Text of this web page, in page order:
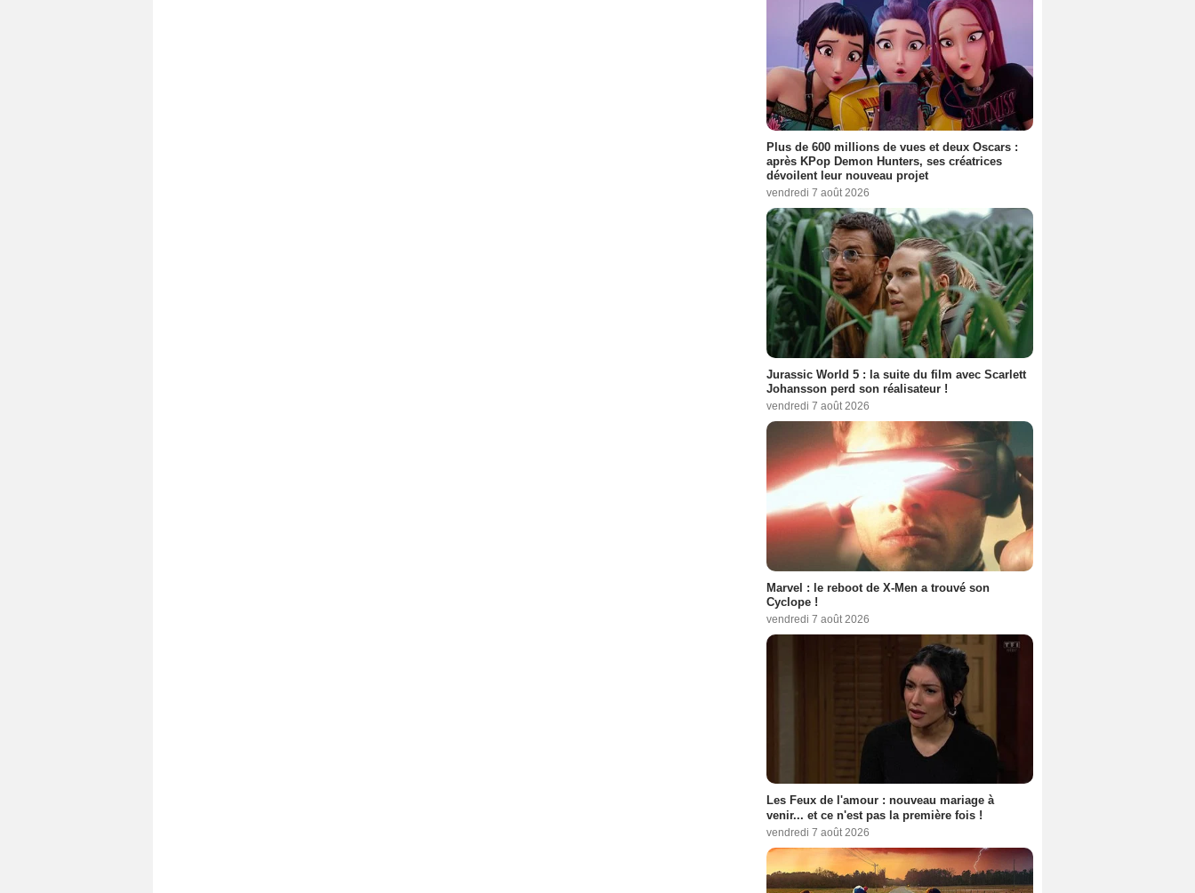
Plus de 600 millions de vues et deux Oscars :
après KPop Demon Hunters, ses créatrices
dévoilent leur nouveau projet
vendredi 7 août 2026
Jurassic World 5 : la suite du film avec Scarlett
Johansson perd son réalisateur !
vendredi 7 août 2026
Marvel : le reboot de X-Men a trouvé son
Cyclope !
vendredi 7 août 2026
Les Feux de l'amour : nouveau mariage à
venir... et ce n'est pas la première fois !
vendredi 7 août 2026